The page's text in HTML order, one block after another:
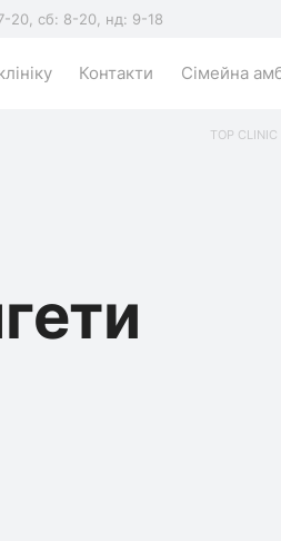
20, сб: 8-20, нд: 9-18
Контакти Сімейна
TOP CLINIC